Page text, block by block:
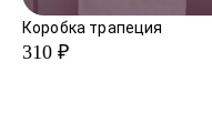
Коробка трапеция
310 ₽